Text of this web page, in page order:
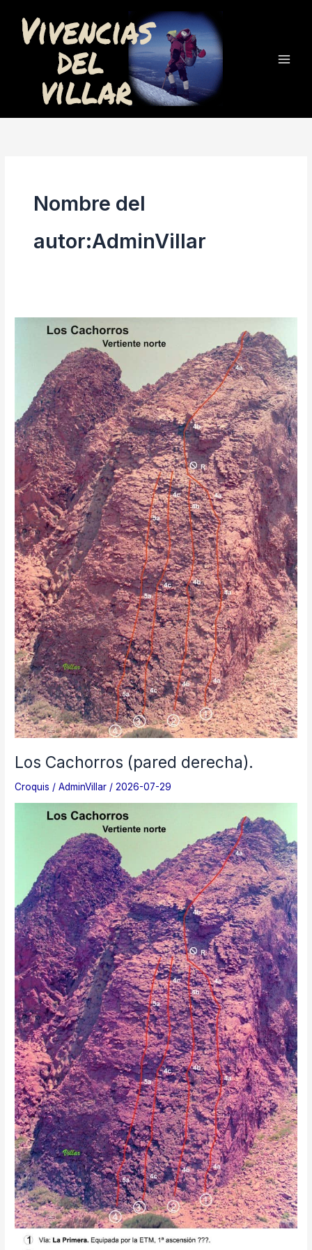
contenido
Nombre del
autor:AdminVillar
Los Cachorros (pared derecha).
Croquis /AdminVillar /2026-07-29